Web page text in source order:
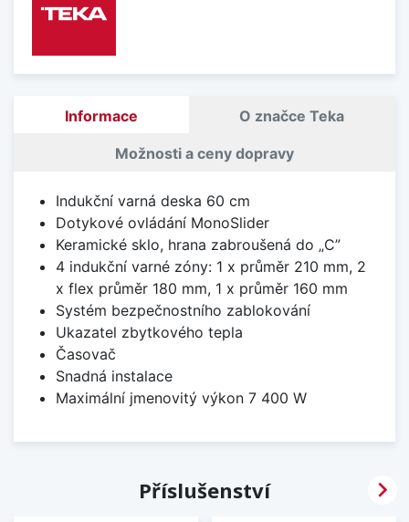
Informace O značce Teka
Možnosti a ceny dopravy
Indukční varná deska 60 cm
Dotykové ovládání MonoSlider
Keramické sklo, hrana zabroušená do „C”
4 indukční varné zóny: 1 x průměr 210 mm, 2
x flex průměr 180 mm, 1 x průměr 160 mm
Systém bezpečnostního zablokování
Ukazatel zbytkového tepla
Časovač
Snadná instalace
Maximální jmenovitý výkon 7 400 W
Příslušenství 